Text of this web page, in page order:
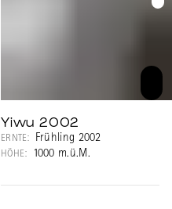
Yiwu 2002
ERNTE: Frühling 2002
HÖHE: 1000 m.ü.M.